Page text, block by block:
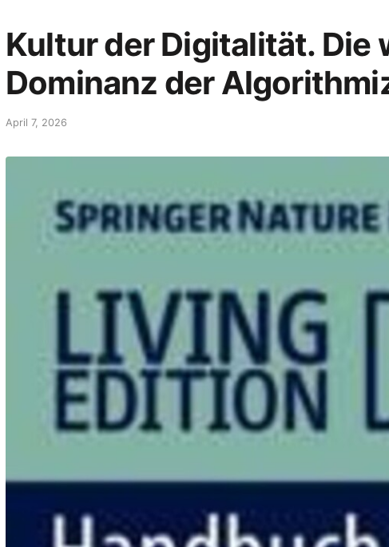
Kultur der Digitalität. Die
Dominanz der
April 7, 2026